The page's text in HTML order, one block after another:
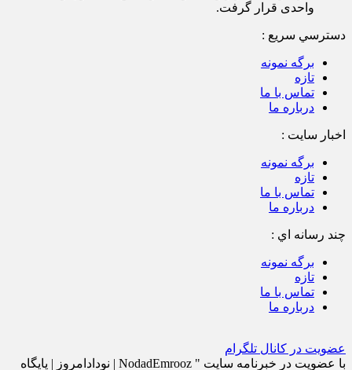
برگه نمونه
تازه
تماس با ما
برگه نمونه
تازه
تماس با ما
برگه نمونه
تازه
تماس با ما
عضویت در کانال تلگرام